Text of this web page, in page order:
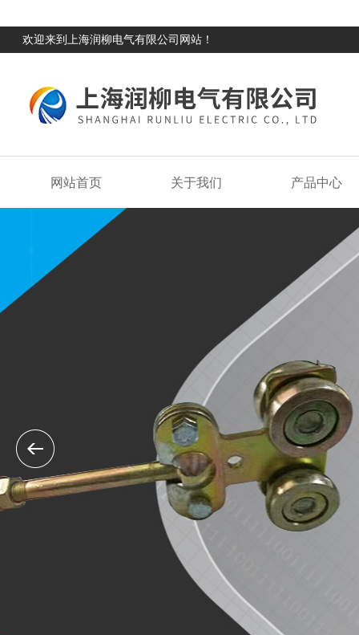
欢迎来到上海润柳电气有限公司网站！
网站首页 关于我们 产品中心